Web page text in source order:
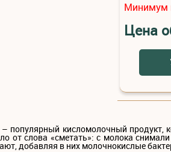
Минимум
Цена
популярный кисломолочный продукт,
от слова «сметать»: с молока
добавляя в них молочнокислые